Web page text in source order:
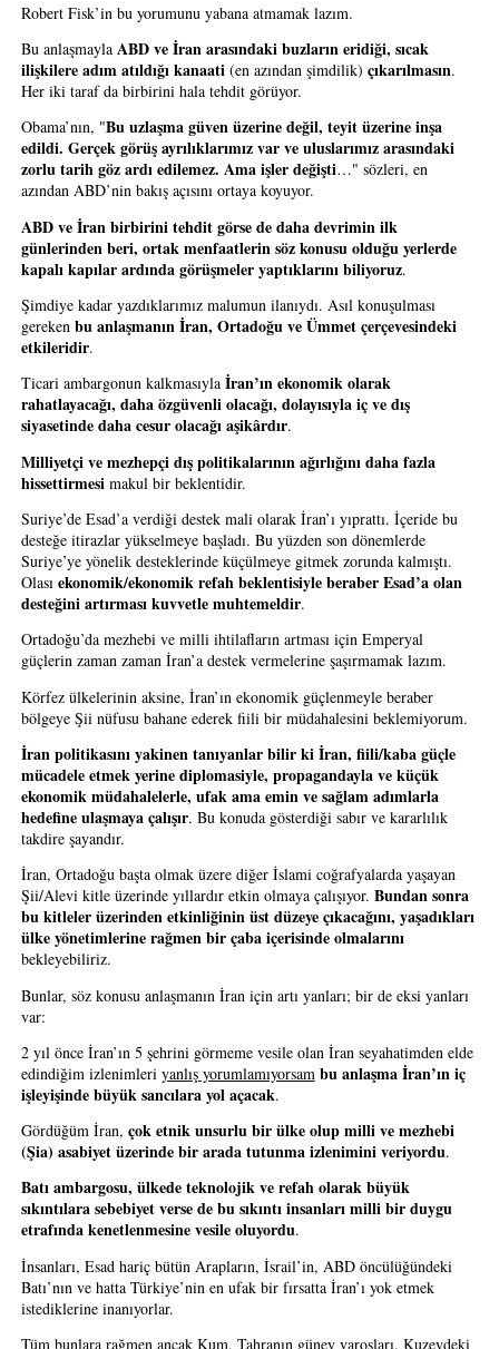
Robert Fisk’in bu yorumunu yabana atmamak lazım.
Bu anlaşmayla ABD ve İran arasındaki buzların eridiği, sıcak
ilişkilere adım atıldığı kanaati (en azından şimdilik) çıkarılmasın.
Her iki taraf da birbirini hala tehdit görüyor.
Obama’nın, "Bu uzlaşma güven üzerine değil, teyit üzerine inşa
edildi. Gerçek görüş ayrılıklarımız var ve uluslarımız arasındaki
zorlu tarih göz ardı edilemez. Ama işler değişti…" sözleri, en
azından ABD’nin bakış açısını ortaya koyuyor.
ABD ve İran birbirini tehdit görse de daha devrimin ilk
günlerinden beri, ortak menfaatlerin söz konusu olduğu yerlerde
kapalı kapılar ardında görüşmeler yaptıklarını biliyoruz.
Şimdiye kadar yazdıklarımız malumun ilanıydı. Asıl konuşulması
gereken bu anlaşmanın İran, Ortadoğu ve Ümmet çerçevesindeki
etkileridir.
Ticari ambargonun kalkmasıyla İran’ın ekonomik olarak
rahatlayacağı, daha özgüvenli olacağı, dolayısıyla iç ve dış
siyasetinde daha cesur olacağı aşikârdır.
Milliyetçi ve mezhepçi dış politikalarının ağırlığını daha fazla
hissettirmesi makul bir beklentidir.
Suriye’de Esad’a verdiği destek mali olarak İran’ı yıprattı. İçeride bu
desteğe itirazlar yükselmeye başladı. Bu yüzden son dönemlerde
Suriye’ye yönelik desteklerinde küçülmeye gitmek zorunda kalmıştı.
Olası ekonomik/ekonomik refah beklentisiyle beraber Esad’a olan
desteğini artırması kuvvetle muhtemeldir.
Ortadoğu’da mezhebi ve milli ihtilafların artması için Emperyal
güçlerin zaman zaman İran’a destek vermelerine şaşırmamak lazım.
Körfez ülkelerinin aksine, İran’ın ekonomik güçlenmeyle beraber
bölgeye Şii nüfusu bahane ederek fiili bir müdahalesini beklemiyorum.
İran politikasını yakinen tanıyanlar bilir ki İran, fiili/kaba güçle
mücadele etmek yerine diplomasiyle, propagandayla ve küçük
ekonomik müdahalelerle, ufak ama emin ve sağlam adımlarla
hedefine ulaşmaya çalışır. Bu konuda gösterdiği sabır ve kararlılık
takdire şayandır.
İran, Ortadoğu başta olmak üzere diğer İslami coğrafyalarda yaşayan
Şii/Alevi kitle üzerinde yıllardır etkin olmaya çalışıyor. Bundan sonra
bu kitleler üzerinden etkinliğinin üst düzeye çıkacağını, yaşadıkları
ülke yönetimlerine rağmen bir çaba içerisinde olmalarını
bekleyebiliriz.
Bunlar, söz konusu anlaşmanın İran için artı yanları; bir de eksi yanları
var:
2 yıl önce İran’ın 5 şehrini görmeme vesile olan İran seyahatimden elde
edindiğim izlenimleri yanlış yorumlamıyorsam bu anlaşma İran’ın iç
işleyişinde büyük sancılara yol açacak.
Gördüğüm İran, çok etnik unsurlu bir ülke olup milli ve mezhebi
(Şia) asabiyet üzerinde bir arada tutunma izlenimini veriyordu.
Batı ambargosu, ülkede teknolojik ve refah olarak büyük
sıkıntılara sebebiyet verse de bu sıkıntı insanları milli bir duygu
etrafında kenetlenmesine vesile oluyordu.
İnsanları, Esad hariç bütün Arapların, İsrail’in, ABD öncülüğündeki
Batı’nın ve hatta Türkiye’nin en ufak bir fırsatta İran’ı yok etmek
istediklerine inanıyorlar.
Tüm bunlara rağmen ancak Kum, Tahranın güney varoşları, Kuzeydeki